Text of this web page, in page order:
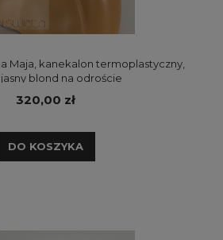
Maja, kanekalon termoplastyczny,
blond na odroście
320,00 zł
DO KOSZYKA